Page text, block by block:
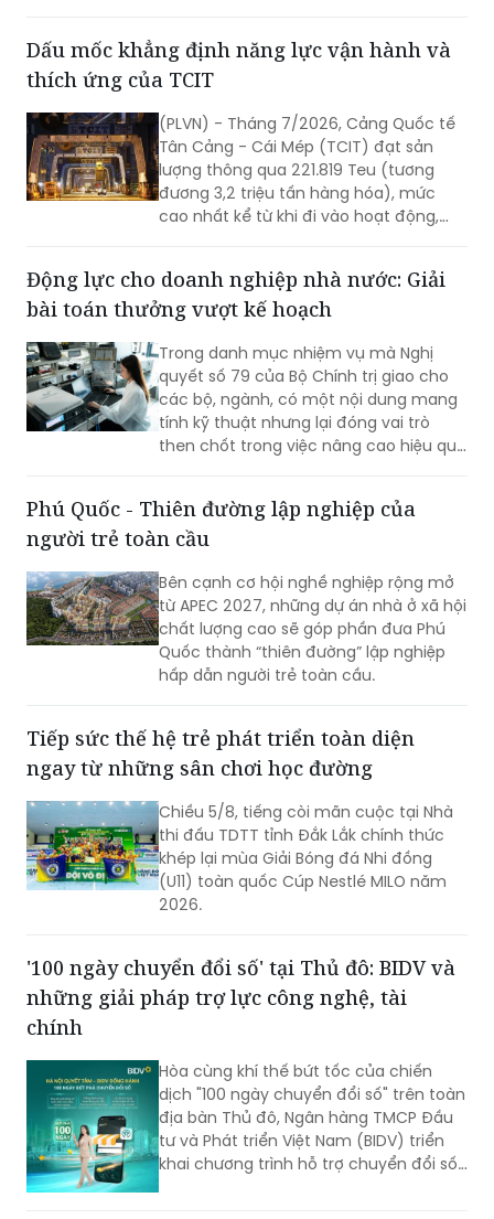
Dấu mốc khẳng định năng lực vận hành và
thích ứng của TCIT
(PLVN) - Tháng 7/2026, Cảng Quốc tế
Tân Cảng - Cái Mép (TCIT) đạt sản
lượng thông qua 221.819 Teu (tương
đương 3,2 triệu tấn hàng hóa), mức
cao nhất kể từ khi đi vào hoạt động,
dấu bước tăng trưởng về sản lượng mà
còn khẳng định năng lực vận hành, khả
của TCIT trong bối cảnh thị trường vận
tải biển và chuỗi cung ứng toàn cầu
còn nhiều biến động.
Động lực cho doanh nghiệp nhà nước: Giải
bài toán thưởng vượt kế hoạch
Trong danh mục nhiệm vụ mà Nghị
quyết số 79 của Bộ Chính trị giao cho
các bộ, ngành, có một nội dung mang
tính kỹ thuật nhưng lại đóng vai trò
then chốt trong việc nâng cao hiệu quả
tỷ lệ đối với phần lợi nhuận vượt kế
hoạch.
Phú Quốc - Thiên đường lập nghiệp của
người trẻ toàn cầu
Bên cạnh cơ hội nghề nghiệp rộng mở
từ APEC 2027, những dự án nhà ở xã hội
chất lượng cao sẽ góp phần đưa Phú
Quốc thành “thiên đường” lập nghiệp
hấp dẫn người trẻ toàn cầu.
Tiếp sức thế hệ trẻ phát triển toàn diện
ngay từ những sân chơi học đường
Chiều 5/8, tiếng còi mãn cuộc tại Nhà
thi đấu TDTT tỉnh Đắk Lắk chính thức
khép lại mùa Giải Bóng đá Nhi đồng
(U11) toàn quốc Cúp Nestlé MILO năm
2026.
'100 ngày chuyển đổi số' tại Thủ đô: BIDV và
những giải pháp trợ lực công nghệ, tài
chính
Hòa cùng khí thế bứt tốc của chiến
dịch "100 ngày chuyển đổi số" trên toàn
địa bàn Thủ đô, Ngân hàng TMCP Đầu
tư và Phát triển Việt Nam (BIDV) triển
khai chương trình hỗ trợ chuyển đổi số